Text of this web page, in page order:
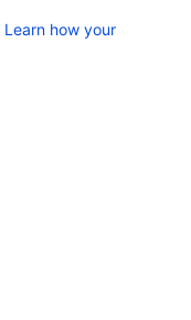
Learn how your